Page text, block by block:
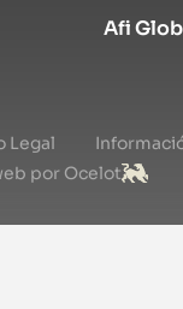
Afi
Legal
por Ocelot